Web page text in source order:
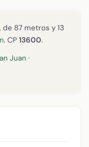
de 87 metros y 13
. CP 13600.
Juan ·